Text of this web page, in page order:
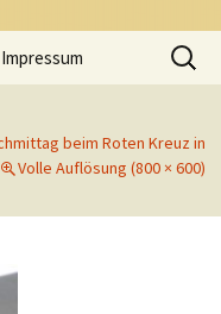
Impressum
Suchen
nach:
beim Roten Kreuz in
Volle Auflösung (800 × 600)